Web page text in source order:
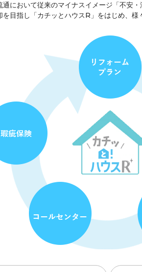
において従来のマイナスイメージ「不安
目指し「カチッとハウスR」をはじめ、様